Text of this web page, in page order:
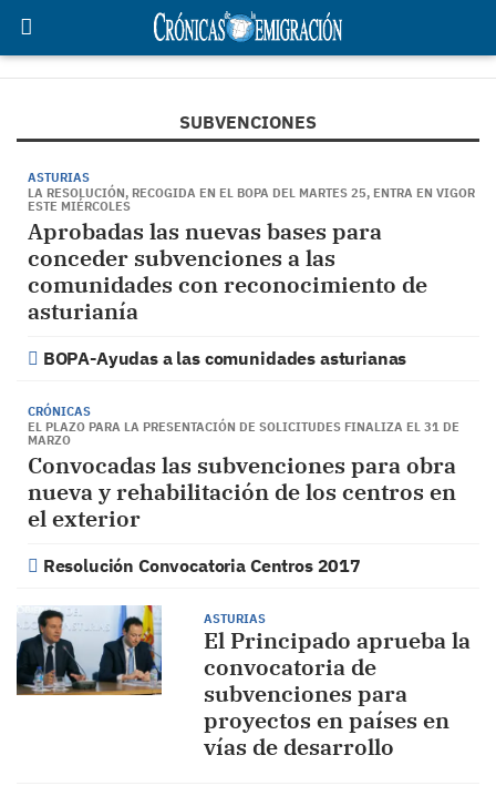
SUBVENCIONES
ASTURIAS
LA RESOLUCIÓN, RECOGIDA EN EL BOPA DEL MARTES 25, ENTRA EN VIGOR
ESTE MIÉRCOLES
Aprobadas las nuevas bases para
conceder subvenciones a las
comunidades con reconocimiento de
asturianía
BOPA-Ayudas a las comunidades asturianas
CRÓNICAS
EL PLAZO PARA LA PRESENTACIÓN DE SOLICITUDES FINALIZA EL 31 DE
MARZO
Convocadas las subvenciones para obra
nueva y rehabilitación de los centros en
el exterior
Resolución Convocatoria Centros 2017
ASTURIAS
El Principado aprueba la
convocatoria de
subvenciones para
proyectos en países en
vías de desarrollo